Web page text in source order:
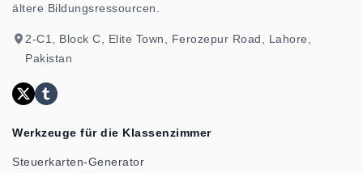
ältere Bildungsressourcen.
2-C1, Block C, Elite Town, Ferozepur Road, Lahore,
Pakistan
Werkzeuge für die Klassenzimmer
Steuerkarten-Generator